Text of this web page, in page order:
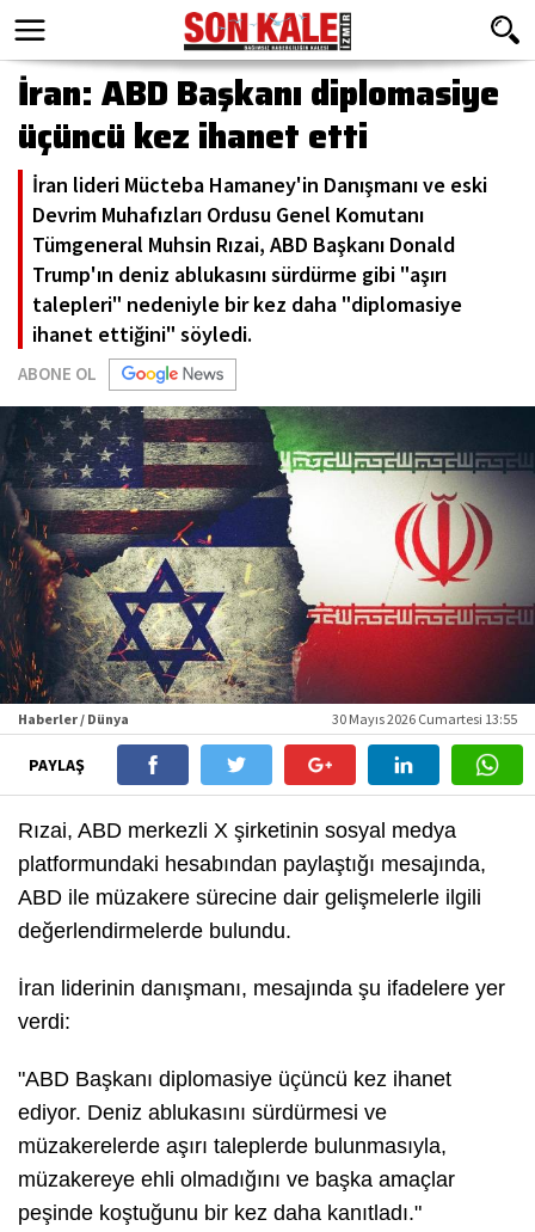
İran: ABD Başkanı diplomasiye
üçüncü kez ihanet etti
İran lideri Mücteba Hamaney'in Danışmanı ve eski
Devrim Muhafızları Ordusu Genel Komutanı
Tümgeneral Muhsin Rızai, ABD Başkanı Donald
Trump'ın deniz ablukasını sürdürme gibi "aşırı
talepleri" nedeniyle bir kez daha "diplomasiye
ihanet ettiğini" söyledi.
ABONE OL
Haberler / Dünya 30 Mayıs 2026 Cumartesi 13:55
PAYLAŞ
Rızai, ABD merkezli X şirketinin sosyal medya
platformundaki hesabından paylaştığı mesajında,
ABD ile müzakere sürecine dair gelişmelerle ilgili
değerlendirmelerde bulundu.
İran liderinin danışmanı, mesajında şu ifadelere yer
verdi:
"ABD Başkanı diplomasiye üçüncü kez ihanet
ediyor. Deniz ablukasını sürdürmesi ve
müzakerelerde aşırı taleplerde bulunmasıyla,
müzakereye ehli olmadığını ve başka amaçlar
peşinde koştuğunu bir kez daha kanıtladı."